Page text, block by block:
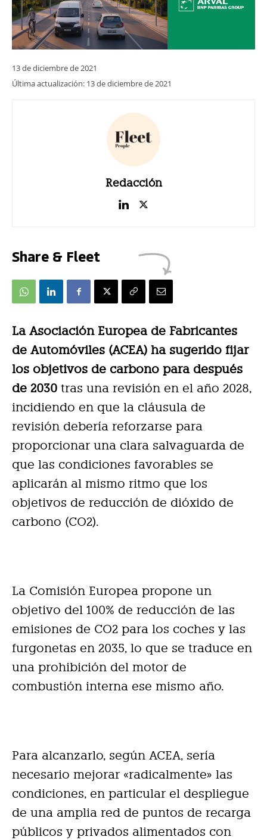
13 de diciembre de 2021
Última actualización: 13 de diciembre de 2021
Redacción
Share & Fleet
La Asociación Europea de Fabricantes
de Automóviles (ACEA) ha sugerido fijar
los objetivos de carbono para después
de 2030 tras una revisión en el año 2028,
incidiendo en que la cláusula de
revisión debería reforzarse para
proporcionar una clara salvaguarda de
que las condiciones favorables se
aplicarán al mismo ritmo que los
objetivos de reducción de dióxido de
carbono (CO2).
La Comisión Europea propone un
objetivo del 100% de reducción de las
emisiones de CO2 para los coches y las
furgonetas en 2035, lo que se traduce en
una prohibición del motor de
combustión interna ese mismo año.
Para alcanzarlo, según ACEA, sería
necesario mejorar «radicalmente» las
condiciones, en particular el despliegue
de una amplia red de puntos de recarga
públicos y privados alimentados con